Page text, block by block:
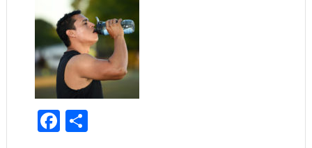
Facebook
Share